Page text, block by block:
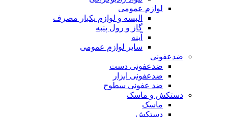
لوازم عمومی
البسه و لوازم یکبار مصرف
گاز و رول پنبه
آینه
سایر لوازم عمومی
ضدعفونی
ضدعفونی دست
ضدعفونی ابزار
ضد عفونی سطوح
دستکش و ماسک
ماسک
دستکش